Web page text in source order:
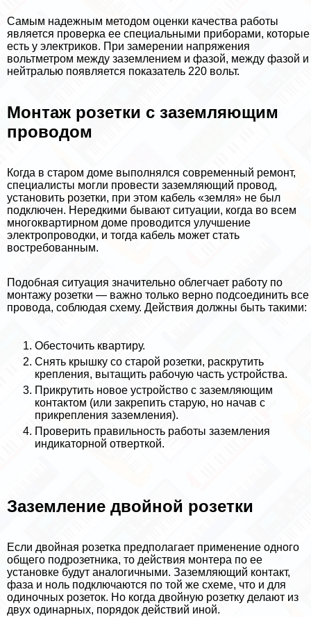
Самым надежным методом оценки качества работы
является проверка ее специальными приборами, которые
есть у электриков. При замерении напряжения
вольтметром между заземлением и фазой, между фазой и
нейтралью появляется показатель 220 вольт.
Монтаж розетки с заземляющим
проводом
Когда в старом доме выполнялся современный ремонт,
специалисты могли провести заземляющий провод,
установить розетки, при этом кабель «земля» не был
подключен. Нередкими бывают ситуации, когда во всем
многоквартирном доме проводится улучшение
электропроводки, и тогда кабель может стать
востребованным.
Подобная ситуация значительно облегчает работу по
монтажу розетки — важно только верно подсоединить все
провода, соблюдая схему. Действия должны быть такими:
Обесточить квартиру.
Снять крышку со старой розетки, раскрутить
крепления, вытащить рабочую часть устройства.
Прикрутить новое устройство с заземляющим
контактом (или закрепить старую, но начав с
прикрепления заземления).
Проверить правильность работы заземления
индикаторной отверткой.
Заземление двойной розетки
Если двойная розетка предполагает применение одного
общего подрозетника, то действия монтера по ее
установке будут аналогичными. Заземляющий контакт,
фаза и ноль подключаются по той же схеме, что и для
одиночных розеток. Но когда двойную розетку делают из
двух одинарных, порядок действий иной.